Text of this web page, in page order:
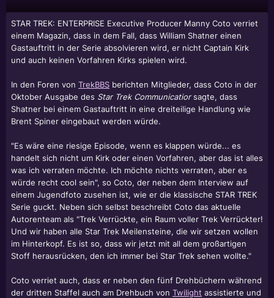
STAR TREK: ENTERPRISE Executive Producer Manny Coto verriet
einem Magazin, dass in dem Fall, dass William Shatner einen
Gastauftritt in der Serie absolvieren wird, er nicht Captain Kirk
und auch keinen Vorfahren Kirks spielen wird.
In den Foren von TrekBBS berichten Mitglieder, dass Coto in der
Oktober Ausgabe des Star Trek Communicatiorsagte, dass
Shatner bei einem Gastauftritt in eine dreiteilige Handlung wie
Brent Spiner eingebaut werden würde.
"Es wäre eine riesige Episode, wenn es klappen würde... es
handelt sich nicht um Kirk oder einen Vorfahren, aber das ist alles
was ich verraten möchte. Ich möchte nichts verraten, aber es
würde recht cool sein", so Coto, der neben dem Interview auf
einem Jugendfoto zusehen ist, wie er die klassische STAR TREK
Serie guckt. Neben sich selbst beschreibt Coto das aktuelle
Autorenteam als "Trek Verrückte, ein Raum voller Trek Verrückter!
Und wir haben alle Star Trek Meilensteine, die wir setzen wollen
im Hinterkopf. Es ist so, dass wir jetzt mit all dem großartigen
Stoff herausrücken, den ich immer bei Star Trek sehen wollte."
Coto verriet auch, dass er neben den fünf Drehbüchern während
der dritten Staffel auch am Drehbuch von Twilight assistierte und